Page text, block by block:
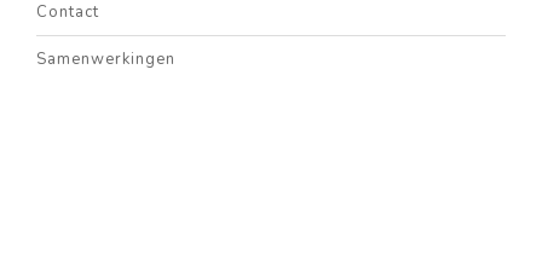
Contact
Samenwerkingen